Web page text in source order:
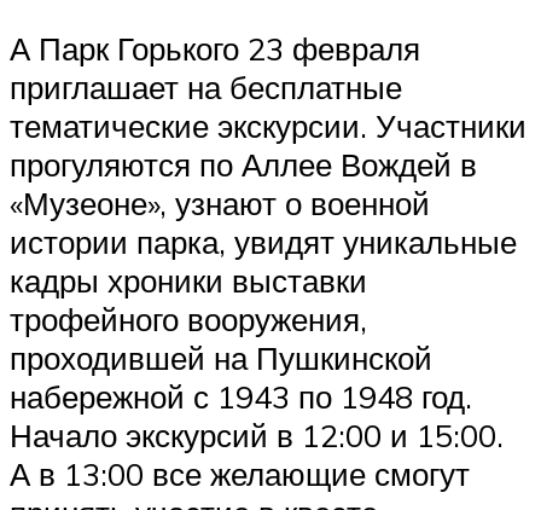
А Парк Горького 23 февраля
приглашает на бесплатные
тематические экскурсии. Участники
прогуляются по Аллее Вождей в
«Музеоне», узнают о военной
истории парка, увидят уникальные
кадры хроники выставки
трофейного вооружения,
проходившей на Пушкинской
набережной с 1943 по 1948 год.
Начало экскурсий в 12:00 и 15:00.
А в 13:00 все желающие смогут